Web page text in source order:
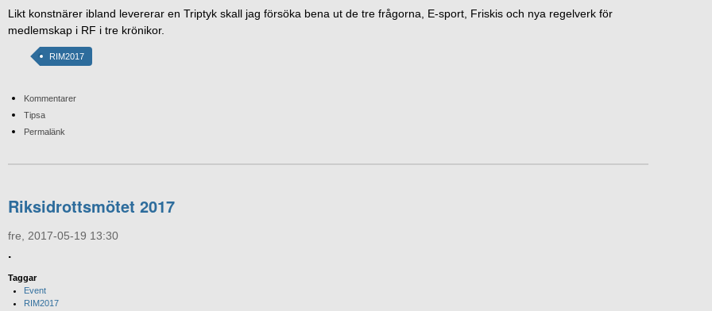
Likt konstnärer ibland levererar en Triptyk skall jag försöka bena ut de tre frågorna, E-sport, Friskis och nya regelverk för
medlemskap i RF i tre krönikor.
RIM2017
Kommentarer
Tipsa
Permalänk
Riksidrottsmötet 2017
fre, 2017-05-19 13:30
.
Taggar
Event
RIM2017